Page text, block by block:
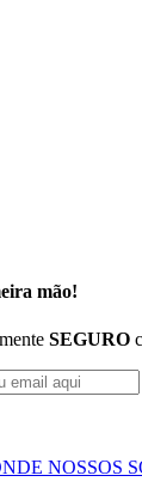
mão!
SEGURO
NOSSOS